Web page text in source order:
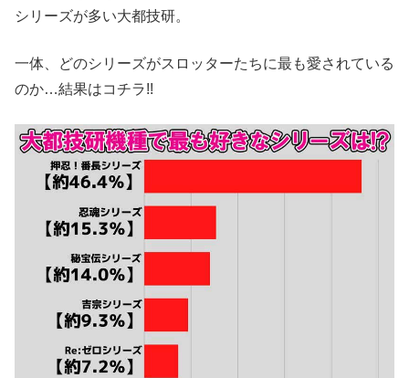
シリーズが多い大都技研。
一体、どのシリーズがスロッターたちに最も愛されている
のか…結果はコチラ!!